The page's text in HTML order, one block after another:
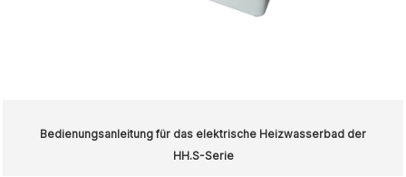
Bedienungsanleitung für das elektrische Heizwasserbad der
HH.S-Serie